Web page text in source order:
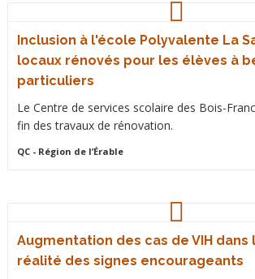
Inclusion à l'école Polyvalente La
locaux rénovés pour les élèves à
particuliers
Le Centre de services scolaire des Bois-
fin des travaux de rénovation.
QC- Région de l’Érable
Augmentation des cas de VIH dans
réalité des signes encourageants